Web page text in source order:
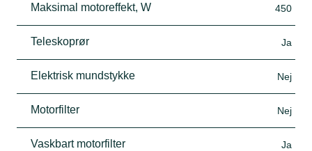
Maksimal motoreffekt, W 450
Teleskoprør Ja
Elektrisk mundstykke Nej
Motorfilter Nej
Vaskbart motorfilter Ja